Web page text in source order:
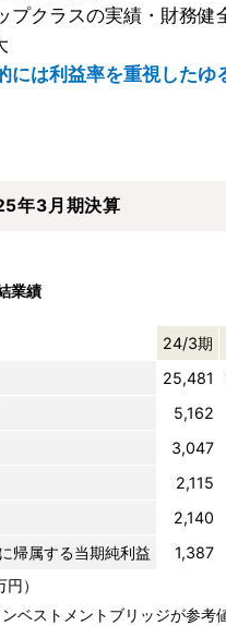
プクラスの実績・財務健
には利益率を重視したゆ
年3月期決算
業績
24/3期
25,481
5,162
3,047
2,115
2,140
帰属する当期純利益
1,387
）
ベストメントブリッジが参考